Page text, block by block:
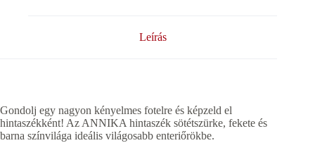
Leírás
Gondolj egy nagyon kényelmes fotelre és képzeld el
hintaszékként! Az ANNIKA hintaszék sötétszürke, fekete és
barna színvilága ideális világosabb enteriőrökbe.